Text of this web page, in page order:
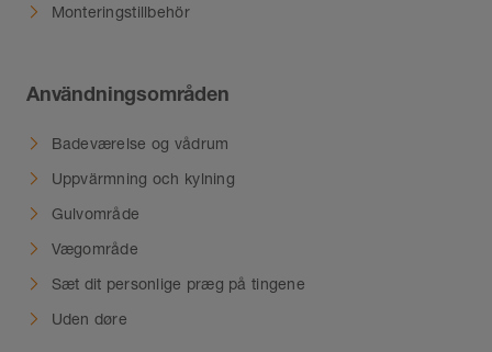
Monteringstillbehör
Användningsområden
Badeværelse og vådrum
Uppvärmning och kylning
Gulvområde
Vægområde
Sæt dit personlige præg på tingene
Uden døre